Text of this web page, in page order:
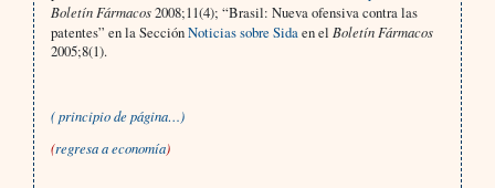
Boletín Fármacos2008;11(4); “Brasil: Nueva ofensiva contra las
patentes” en la SecciónNoticias sobre Sidaen el Boletín Fármacos
2005;8(1).
( principio de página…)
(regresa a economía)